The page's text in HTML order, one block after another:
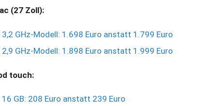
(27 Zoll):
3,2 GHz-Modell: 1.698 Euro anstatt 1.799 Euro
2,9 GHz-Modell: 1.898 Euro anstatt 1.999 Euro
touch:
16 GB: 208 Euro anstatt 239 Euro